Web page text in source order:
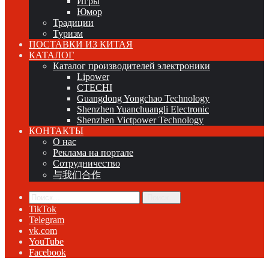
Юмор
Традиции
Туризм
ПОСТАВКИ ИЗ КИТАЯ
КАТАЛОГ
Каталог производителей электроники
Lipower
CTECHI
Guangdong Yongchao Technology
Shenzhen Yuanchuangli Electronic
Shenzhen Victpower Technology
КОНТАКТЫ
О нас
Реклама на портале
Сотрудничество
与我们合作
TikTok
Telegram
vk.com
YouTube
Facebook